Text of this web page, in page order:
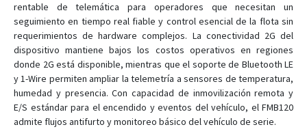
rentable de telemática para operadores que necesitan un
seguimiento en tiempo real fiable y control esencial de la flota sin
requerimientos de hardware complejos. La conectividad 2G del
dispositivo mantiene bajos los costos operativos en regiones
donde 2G está disponible, mientras que el soporte de Bluetooth LE
y 1-Wire permiten ampliar la telemetría a sensores de temperatura,
humedad y presencia. Con capacidad de inmovilización remota y
E/S estándar para el encendido y eventos del vehículo, el FMB120
admite flujos antifurto y monitoreo básico del vehículo de serie.